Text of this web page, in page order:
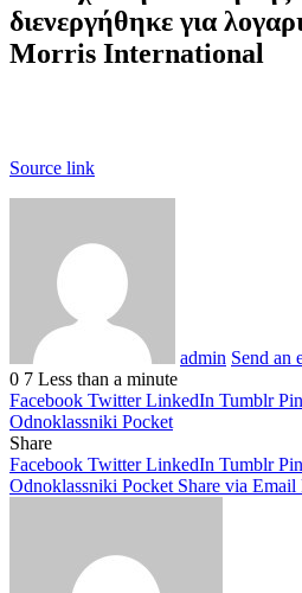
διενεργήθηκε για
Morris International
Source link
admin Send an
0 7 Less than a minute
Facebook Twitter LinkedIn Tumblr
Odnoklassniki Pocket
Share
Facebook Twitter LinkedIn Tumblr
Odnoklassniki Pocket Share via Email